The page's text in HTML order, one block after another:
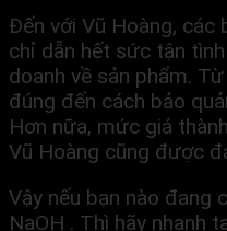
Đến với Vũ Hoàng, các
chỉ dẫn hết sức tận
doanh về sản phẩm.
đúng đến cách bảo
Hơn nữa, mức giá
Vũ Hoàng cũng được
Vậy nếu bạn nào đang
NaOH . Thì hãy nhanh